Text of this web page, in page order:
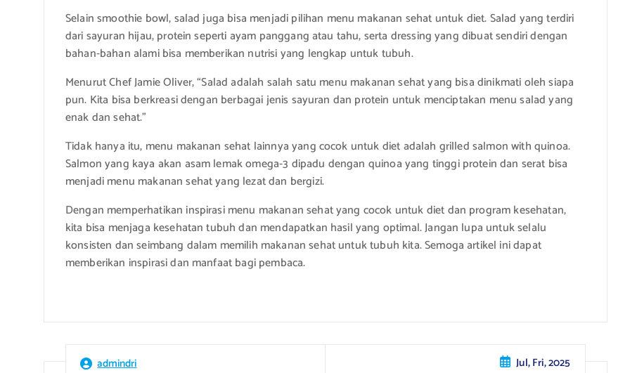
Selain smoothie bowl, salad juga bisa menjadi pilihan menu makanan sehat untuk diet. Salad yang terdiri
dari sayuran hijau, protein seperti ayam panggang atau tahu, serta dressing yang dibuat sendiri dengan
bahan-bahan alami bisa memberikan nutrisi yang lengkap untuk tubuh.
Menurut Chef Jamie Oliver, “Salad adalah salah satu menu makanan sehat yang bisa dinikmati oleh siapa
pun. Kita bisa berkreasi dengan berbagai jenis sayuran dan protein untuk menciptakan menu salad yang
enak dan sehat.”
Tidak hanya itu, menu makanan sehat lainnya yang cocok untuk diet adalah grilled salmon with quinoa.
Salmon yang kaya akan asam lemak omega-3 dipadu dengan quinoa yang tinggi protein dan serat bisa
menjadi menu makanan sehat yang lezat dan bergizi.
Dengan memperhatikan inspirasi menu makanan sehat yang cocok untuk diet dan program kesehatan,
kita bisa menjaga kesehatan tubuh dan mendapatkan hasil yang optimal. Jangan lupa untuk selalu
konsisten dan seimbang dalam memilih makanan sehat untuk tubuh kita. Semoga artikel ini dapat
memberikan inspirasi dan manfaat bagi pembaca.
admindri Jul, Fri, 2025